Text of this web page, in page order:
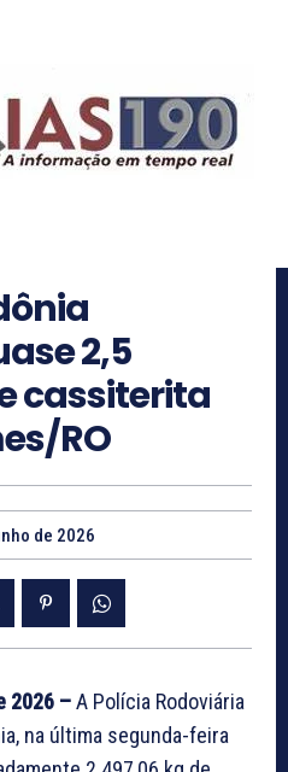
2,5
cassiterita
RO
de 2026
2026 –A Polícia Rodoviária
na última segunda-feira